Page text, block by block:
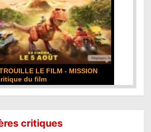
DE LA COMÉDIE-FRANÇAISE :
film
critiques